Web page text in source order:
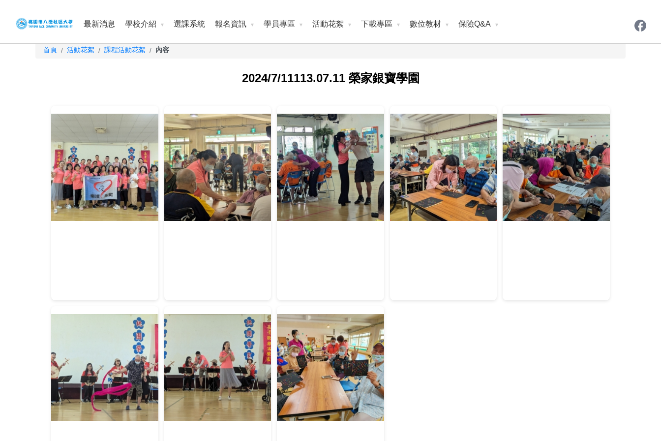
最新消息 學校介紹 選課系統 報名資訊 學員專區 活動花絮 下載專區 數位教材 保險Q&A
首頁 / 活動花絮 / 課程活動花絮 / 內容
2024/7/11113.07.11 榮家銀寶學園